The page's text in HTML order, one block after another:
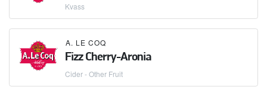
Kvass
A. LE COQ
Fizz Cherry-Aronia
Cider - Other Fruit